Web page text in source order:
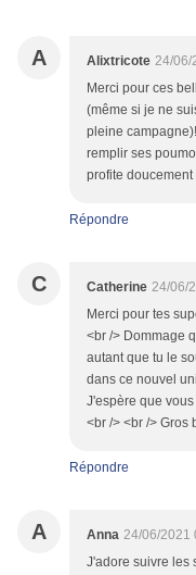
A Alixtricote 24/06/
Merci pour ces
(même si je ne
pleine
remplir ses
profite
Répondre
C Catherine 24/06/
Merci pour tes
<br /> Dommage
autant que tu le
dans ce nouvel
J'espère que
<br /> <br /> Gros
Répondre
A Anna 24/06/2021
J'adore suivre les